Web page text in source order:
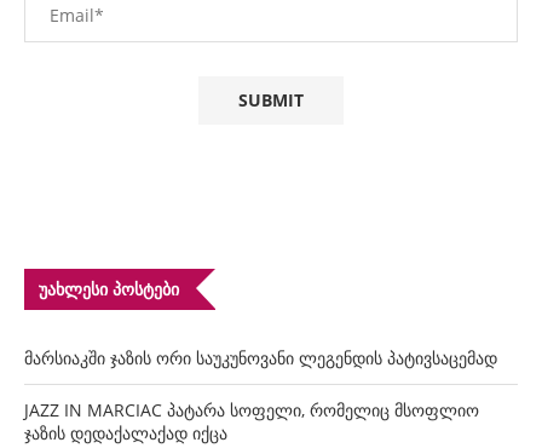
ᲣᲐᲮᲚᲔᲡᲘ ᲞᲝᲡᲢᲔᲑᲘ
მარსიაკში ჯაზის ორი საუკუნოვანი ლეგენდის პატივსაცემად
JAZZ IN MARCIAC პატარა სოფელი, რომელიც მსოფლიო
ჯაზის დედაქალაქად იქცა